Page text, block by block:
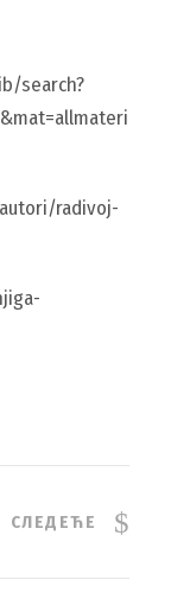
search?
radivoj-
СЛЕДЕЋЕ